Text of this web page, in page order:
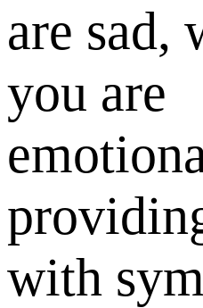
are sad,
you are
with